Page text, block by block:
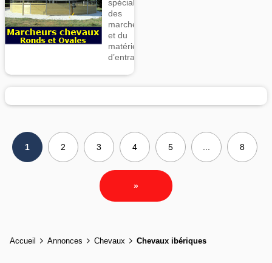
spécialiste
des
marcheurs
et du
matériel
d’entrainement
1 2 3 4 5 8
»
Accueil Annonces Chevaux Chevaux ibériques